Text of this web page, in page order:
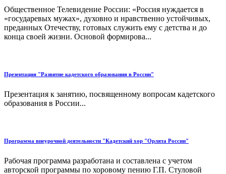
Общественное Телевидение России: «Россия нуждается в
«государевых мужах», духовно и нравственно устойчивых,
преданных Отечеству, готовых служить ему с детства и до
конца своей жизни. Основой формирова...
Презентация "Развитие кадетского образования в России"
Презентация к занятию, посвященному вопросам кадетского
образования в России...
Программа внеурочной деятельности "Кадетский хор "Орлята России"
Рабочая программа разработана и составлена с учетом
авторской программы по хоровому пению Г.П. Стуловой